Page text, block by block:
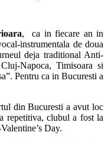
, ca in fiecare an in
instrumentala de doua
deja traditional Anti-
Napoca, Timisoara si
Pentru ca in Bucuresti a
din Bucuresti a avut loc
repetitiva, clubul a fost la
Day.